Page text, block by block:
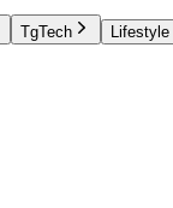
TgTech Lifestyle